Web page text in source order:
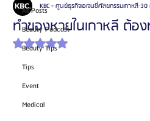
All Posts
Beauty Podcast
Beauty Tips
Tips
Event
Medical
ทำของหายในเกาหลี ต้อง
KBC - ศูนย์ธุรกิจเอเจนซี่ศัลยกรรมเกาหลี 30
ได้รับ NaN เต็ม 5 ดาว